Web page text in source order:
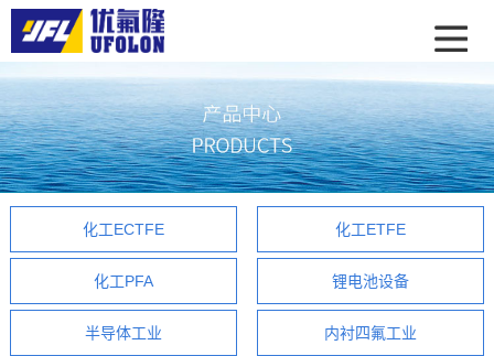
化工ECTFE 化工ETFE
化工PFA 锂电池设备
半导体工业 内衬四氟工业